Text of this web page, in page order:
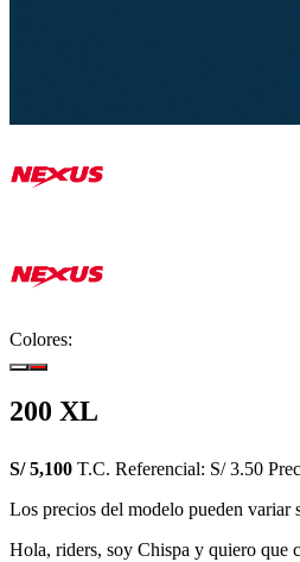
Colores:
200 XL
S/ 5,100 T.C. Referencial: S/ 3.50
Los precios del modelo pueden variar
Hola, riders, soy Chispa y quiero que